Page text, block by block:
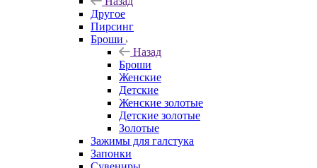
Другое
Пирсинг
Броши
Назад
Броши
Женские
Детские
Женские золотые
Детские золотые
Золотые
Зажимы для галстука
Запонки